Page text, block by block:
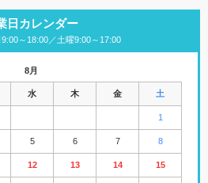
日カレンダー
～18:00／土曜9:00～17:00
8月
水 木 金 土
1
5 6 7 8
12 13 14 15